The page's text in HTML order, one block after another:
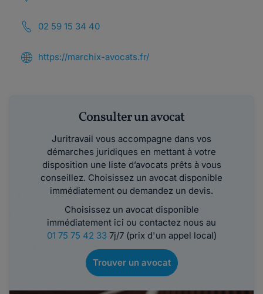
02 59 15 34 40
https://marchix-avocats.fr/
Consulter un avocat
Juritravail vous accompagne dans vos
démarches juridiques en mettant à votre
disposition une liste d’avocats prêts à vous
conseillez. Choisissez un avocat disponible
immédiatement ou demandez un devis.
Choisissez un avocat disponible
immédiatement ici ou contactez nous au
01 75 75 42 337j/7 (prix d'un appel local)
Trouver un avocat